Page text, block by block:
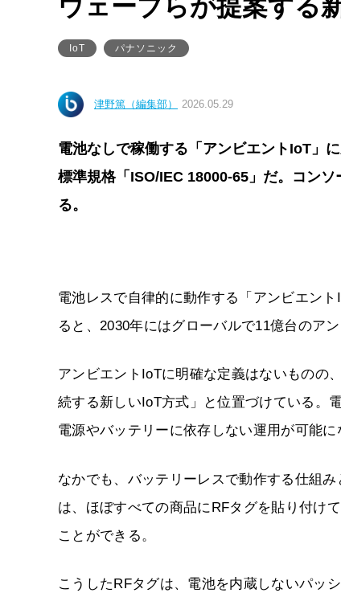
ウェーブらが提案する
IoT パナソニック
津野篤（編集部） 2026.05.29
電池なしで稼働する「アンビエントIoT」
標準規格「ISO/IEC 18000-65」だ。コン
る。
電池レスで自律的に動作する「アンビエン
ると、2030年にはグローバルで11億台のア
アンビエントIoTに明確な定義はないものの
続する新しいIoT方式」と位置づけている。
電源やバッテリーに依存しない運用が可能に
なかでも、バッテリーレスで動作する仕組
は、ほぼすべての商品にRFタグを貼り付け
ことができる。
こうしたRFタグは、電池を内蔵しないパッ